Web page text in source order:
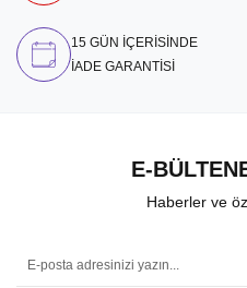
15 GÜN İÇERİSİNDE
İADE GARANTİSİ
E-
Haberler ve